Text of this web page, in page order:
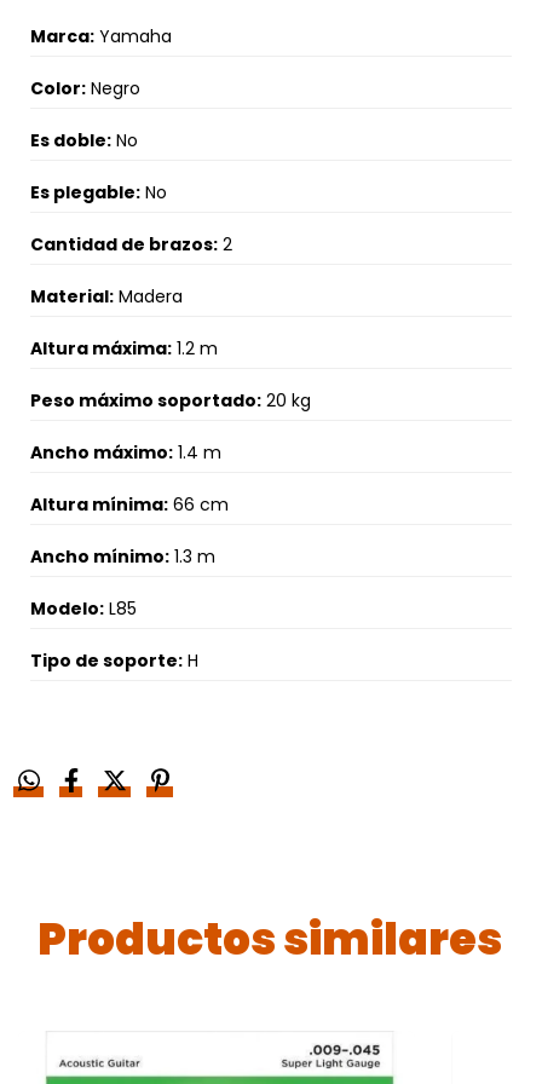
Marca: Yamaha
Color: Negro
Es doble: No
Es plegable: No
Cantidad de brazos: 2
Material: Madera
Altura máxima: 1.2 m
Peso máximo soportado: 20 kg
Ancho máximo: 1.4 m
Altura mínima: 66 cm
Ancho mínimo: 1.3 m
Modelo: L85
Tipo de soporte: H
Productos similares